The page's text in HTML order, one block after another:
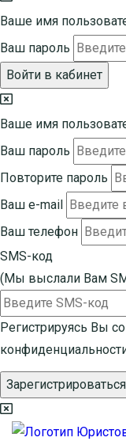
Ваше имя
Ваш пароль
Войти в кабинет
Ваше имя
Ваш пароль
Повторите пароль
Ваш e-mail
Ваш телефон
SMS-код
(Мы выслали Вам
Регистрируясь Вы
Зарегистрироваться